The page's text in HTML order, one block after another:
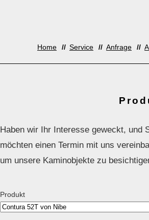
Home Service Anfrage
Haben wir Ihr Interesse geweckt, und
möchten einen Termin mit uns
um unsere Kaminobjekte zu
Produkt